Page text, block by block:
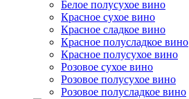
Белое полусухое вино
Красное сухое вино
Красное сладкое вино
Красное полусладкое вино
Красное полусухое вино
Розовое сухое вино
Розовое полусухое вино
Розовое полусладкое вино